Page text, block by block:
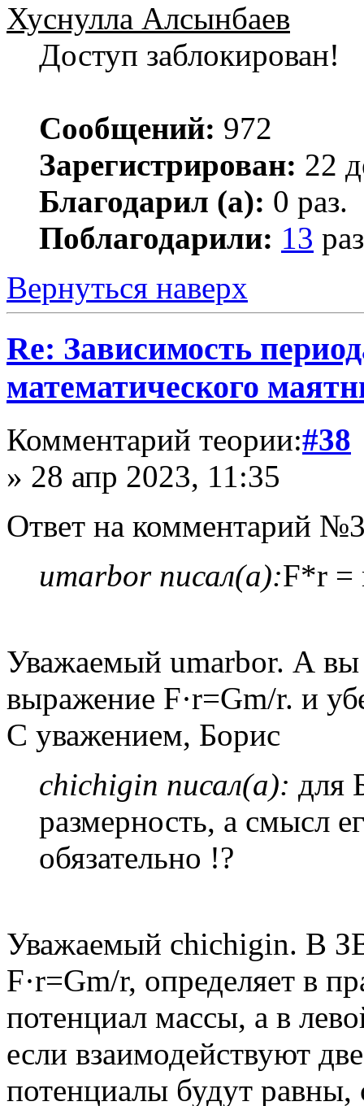
Хуснулла Алсынбаев
Доступ заблокирован!
Сообщений: 972
Зарегистрирован: 22
Благодарил (а): 0 раз.
Поблагодарили: 13
Вернуться наверх
Re: Зависимость
математического
Комментарий теории:#38
» 28 апр 2023, 11:35
Ответ на комментарий
umarbor писал(а):F*r =
Уважаемый umarbor. А вы
выражение F·r=Gm/r. и
С уважением, Борис
chichigin писал(а): для
размерность, а смысл
обязательно !?
Уважаемый chichigin. В
F·r=Gm/r, определяет в
потенциал массы, а в
если взаимодействуют
потенциалы будут равны,